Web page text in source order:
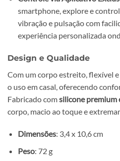
smartphone, explore e
vibração e pulsação com
experiência personalizada
Design e Qualidade
Com um corpo estreito, flexível
o uso em casal, oferecendo
Fabricado comsilicone premium
corpo, macio ao toque e
Dimensões: 3,4 x 10,6 cm
Peso: 72 g